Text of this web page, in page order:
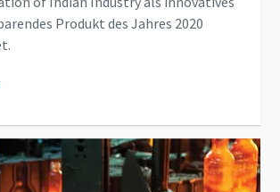
Produkt des Jahres 2020